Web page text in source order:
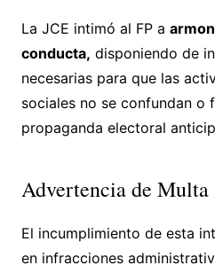
La JCE intimó al FP a
conducta, disponiendo de
necesarias para que las
sociales no se confundan o
propaganda electoral
Advertencia de Multa
El incumplimiento de esta
en infracciones